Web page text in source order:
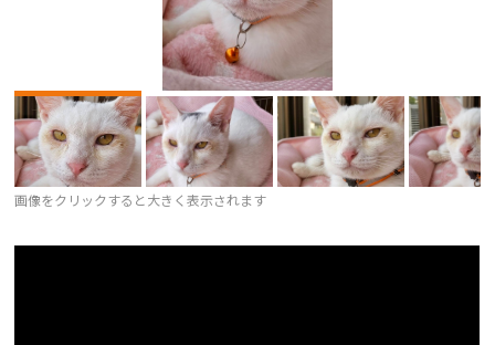
画像をクリックすると大きく表示されます